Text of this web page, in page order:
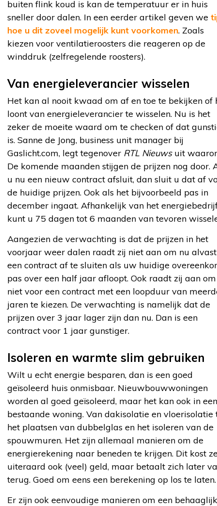
buiten flink koud is kan de temperatuur er in huis
sneller door dalen. In een eerder artikel geven we
hoe u dit zoveel mogelijk kunt voorkomen. Zoals
kiezen voor ventilatieroosters die reageren op de
winddruk (zelfregelende roosters).
Van energieleverancier wisselen
Het kan al nooit kwaad om af en toe te bekijken of
loont van energieleverancier te wisselen. Nu is het
zeker de moeite waard om te checken of dat
is. Sanne de Jong, business unit manager bij
Gaslicht.com, legt tegenover RTL Nieuwsuit
De komende maanden stijgen de prijzen nog door.
u nu een nieuw contract afsluit, dan sluit u dat af
de huidige prijzen. Ook als het bijvoorbeeld pas in
december ingaat. Afhankelijk van het
kunt u 75 dagen tot 6 maanden van tevoren
Aangezien de verwachting is dat de prijzen in het
voorjaar weer dalen raadt zij niet aan om nu alvast
een contract af te sluiten als uw huidige
pas over een half jaar afloopt. Ook raadt zij aan om
niet voor een contract met een loopduur van
jaren te kiezen. De verwachting is namelijk dat de
prijzen over 3 jaar lager zijn dan nu. Dan is een
contract voor 1 jaar gunstiger.
Isoleren en warmte slim gebruiken
Wilt u echt energie besparen, dan is een goed
geïsoleerd huis onmisbaar. Nieuwbouwwoningen
worden al goed geïsoleerd, maar het kan ook in een
bestaande woning. Van dakisolatie en vloerisolatie
het plaatsen van dubbelglas en het isoleren van de
spouwmuren. Het zijn allemaal manieren om de
energierekening naar beneden te krijgen. Dit kost
uiteraard ook (veel) geld, maar betaalt zich later
terug. Goed om eens een berekening op los te laten.
Er zijn ook eenvoudige manieren om een behaaglijk